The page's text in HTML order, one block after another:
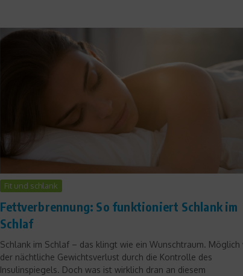
Fit und schlank
Fettverbrennung: So funktioniert Schlank im
Schlaf
Schlank im Schlaf – das klingt wie ein Wunschtraum. Möglich
der nächtliche Gewichtsverlust durch die Kontrolle des
Insulinspiegels. Doch was ist wirklich dran an diesem
Der Open Window-Effekt –
Tor geöffnet ist